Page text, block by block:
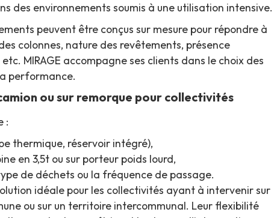
des environnements soumis à une utilisation intensive.
peuvent être conçus sur mesure pour répondre à
colonnes, nature des revêtements, présence
MIRAGE accompagne ses clients dans le choix des
performance.
ou sur remorque pour collectivités
:
thermique, réservoir intégré),
en 3,5t ou sur porteur poids lourd,
de déchets ou la fréquence de passage.
idéale pour les collectivités ayant à intervenir sur
ou sur un territoire intercommunal. Leur flexibilité